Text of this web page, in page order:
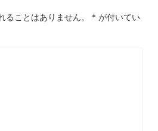
ることはありません。 * が付いてい